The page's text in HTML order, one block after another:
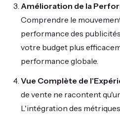
Amélioration de la
Comprendre le
performance des
votre budget plus
performance globale.
Vue Complète de
de vente ne racontent
L'intégration des